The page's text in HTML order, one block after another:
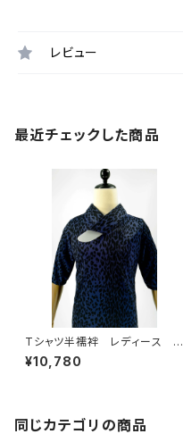
レビュー
最近チェックした商品
Tシャツ半襦袢 レディース レ
オパード ブルー
¥10,780
同じカテゴリの商品